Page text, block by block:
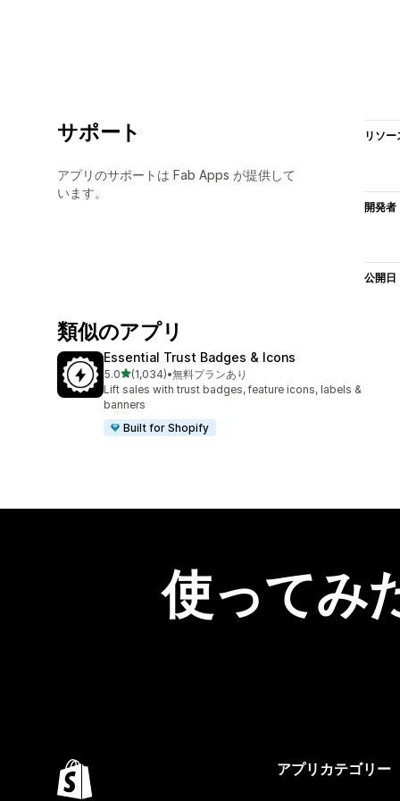
サポート
アプリのサポートは Fab Apps が提供して
います。
リソー
開発者
公開日
類似のアプリ
Essential Trust Badges & Icons
5.05つ星中
(1,034)
合計レビュー数：1034件
•無料プランあり
Lift sales with trust badges, feature icons, labels &
banners
Built for Shopify
使ってみ
アプリカテゴリー